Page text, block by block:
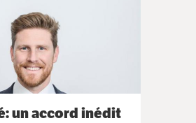
un accord inédit